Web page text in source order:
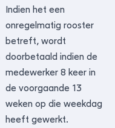
Indien het een
onregelmatig rooster
betreft, wordt
doorbetaald indien de
medewerker 8 keer in
de voorgaande 13
weken op die weekdag
heeft gewerkt.